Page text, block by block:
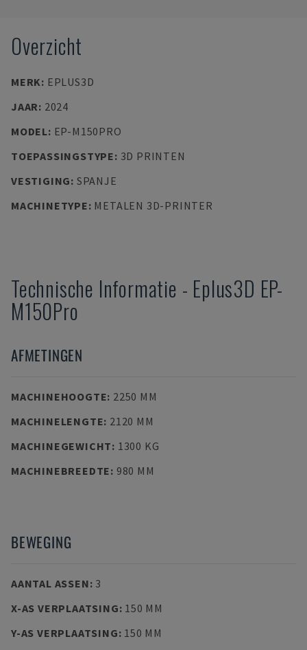
Overzicht
MERK: EPLUS3D
JAAR: 2024
MODEL: EP-M150PRO
TOEPASSINGSTYPE: 3D PRINTEN
VESTIGING: SPANJE
MACHINETYPE: METALEN 3D-PRINTER
Technische Informatie - Eplus3D EP-
M150Pro
AFMETINGEN
MACHINEHOOGTE: 2250 MM
MACHINELENGTE: 2120 MM
MACHINEGEWICHT: 1300 KG
MACHINEBREEDTE: 980 MM
BEWEGING
AANTAL ASSEN: 3
X-AS VERPLAATSING: 150 MM
Y-AS VERPLAATSING: 150 MM